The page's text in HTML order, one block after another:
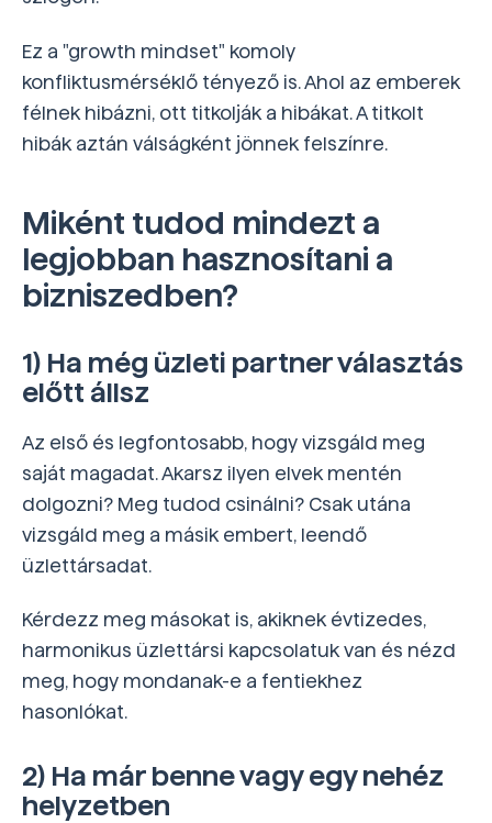
Ez a "growth mindset" komoly
konfliktusmérséklő tényező is. Ahol az emberek
félnek hibázni, ott titkolják a hibákat. A titkolt
hibák aztán válságként jönnek felszínre.
Miként tudod mindezt a
legjobban hasznosítani a
bizniszedben?
1) Ha még üzleti partner választás
előtt állsz
Az első és legfontosabb, hogy vizsgáld meg
saját magadat. Akarsz ilyen elvek mentén
dolgozni? Meg tudod csinálni? Csak utána
vizsgáld meg a másik embert, leendő
üzlettársadat.
Kérdezz meg másokat is, akiknek évtizedes,
harmonikus üzlettársi kapcsolatuk van és nézd
meg, hogy mondanak-e a fentiekhez
hasonlókat.
2) Ha már benne vagy egy nehéz
helyzetben